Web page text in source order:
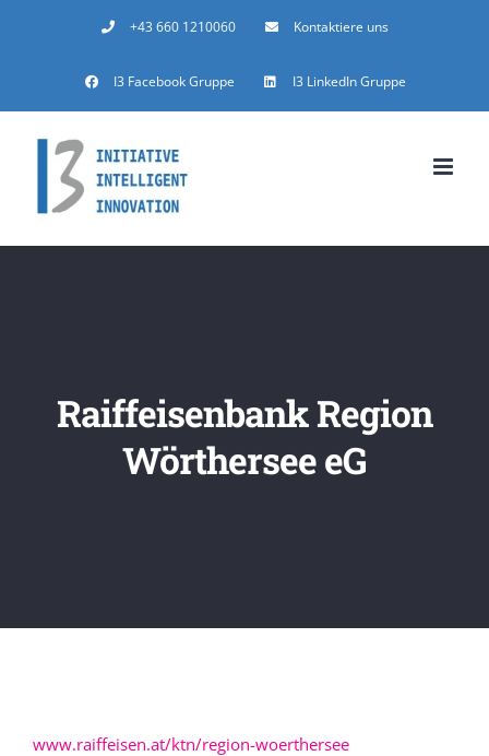
+43 660 1210060 Kontaktiere uns
I3 Facebook Gruppe I3 LinkedIn Gruppe
Raiffeisenbank Region
Wörthersee eG
www.raiffeisen.at/ktn/region-woerthersee